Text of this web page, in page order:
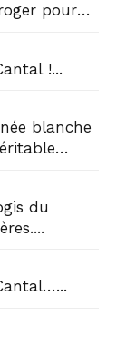
pour
!...
blanche
du